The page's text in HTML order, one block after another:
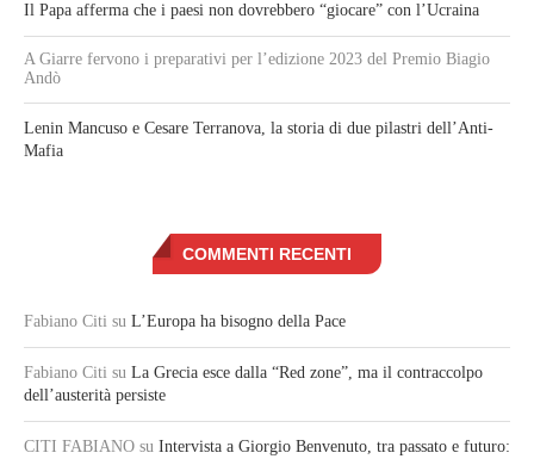
Il Papa afferma che i paesi non dovrebbero “giocare” con l’Ucraina
A Giarre fervono i preparativi per l’edizione 2023 del Premio Biagio
Andò
Lenin Mancuso e Cesare Terranova, la storia di due pilastri dell’Anti-
Mafia
COMMENTI RECENTI
Fabiano Citi su L’Europa ha bisogno della Pace
Fabiano Citi su La Grecia esce dalla “Red zone”, ma il contraccolpo
dell’austerità persiste
CITI FABIANO su Intervista a Giorgio Benvenuto, tra passato e futuro: